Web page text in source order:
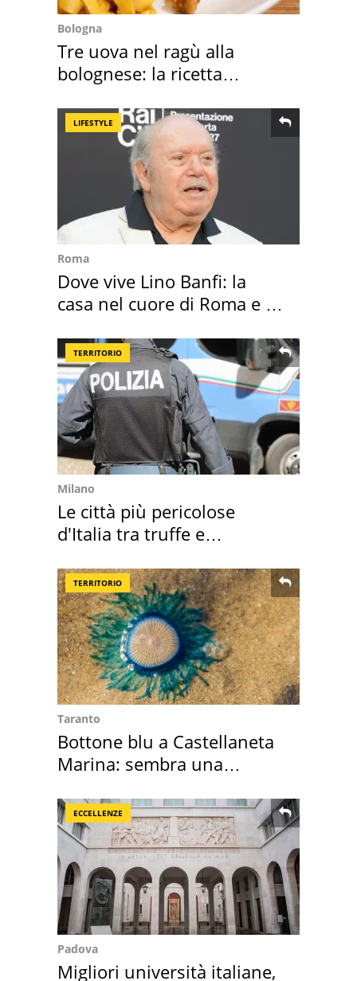
Bologna
Tre uova nel ragù alla
bolognese: la ricetta
LIFESTYLE
Roma
Dove vive Lino Banfi: la
casa nel cuore di Roma e i
TERRITORIO
Milano
Le città più pericolose
d'Italia tra truffe e
TERRITORIO
Taranto
Bottone blu a Castellaneta
Marina: sembra una
ECCELLENZE
Padova
Migliori università italiane,